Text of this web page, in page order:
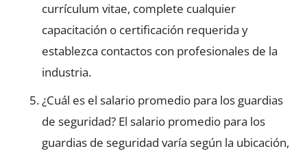
currículum vitae, complete cualquier
capacitación o certificación requerida y
establezca contactos con profesionales de la
industria.
¿Cuál es el salario promedio para los guardias
de seguridad? El salario promedio para los
guardias de seguridad varía según la ubicación,